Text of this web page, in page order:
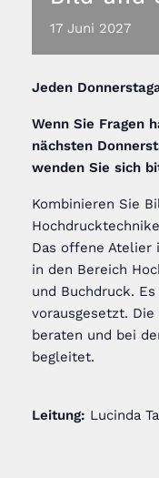
17 Juni 2027
Jeden
Wenn Sie Fragen
nächsten
wenden Sie sich
Kombinieren Sie
Das offene Atelier
in den Bereich
und Buchdruck.
vorausgesetzt.
beraten und bei
begleitet.
Leitung: Lucinda